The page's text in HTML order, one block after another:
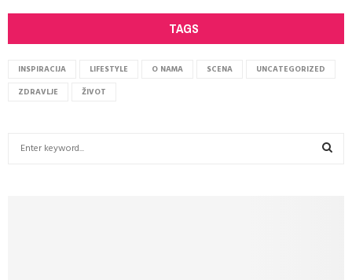
TAGS
INSPIRACIJA LIFESTYLE O NAMA SCENA
UNCATEGORIZED
ZDRAVLJE
ŽIVOT